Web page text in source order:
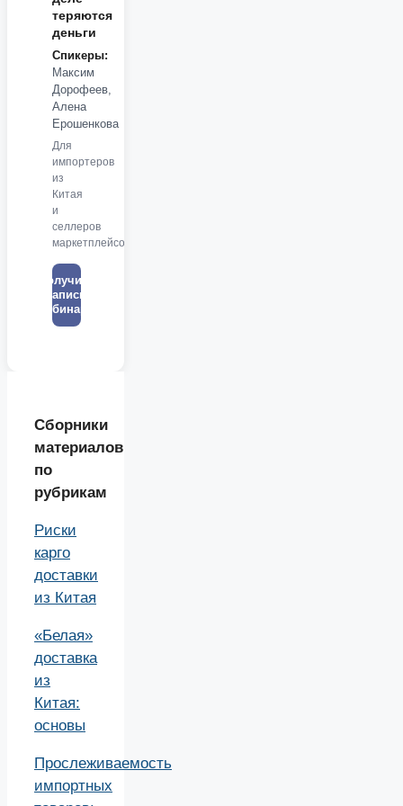
теряются
деньги
Спикеры:
Максим
Дорофеев,
Алена
Ерошенкова
Для
импортеров
из
Китая
и
селлеров
маркетплейсов
Получить
запись
вебинара
Сборники
материалов
по
рубрикам
Риски
карго
доставки
из Китая
«Белая»
доставка
из
Китая:
основы
Прослеживаемость
импортных